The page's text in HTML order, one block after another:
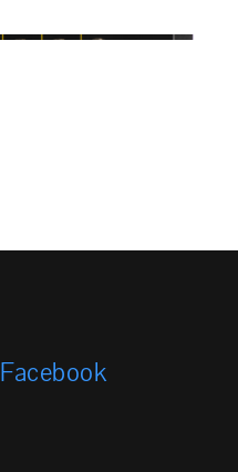
Facebook